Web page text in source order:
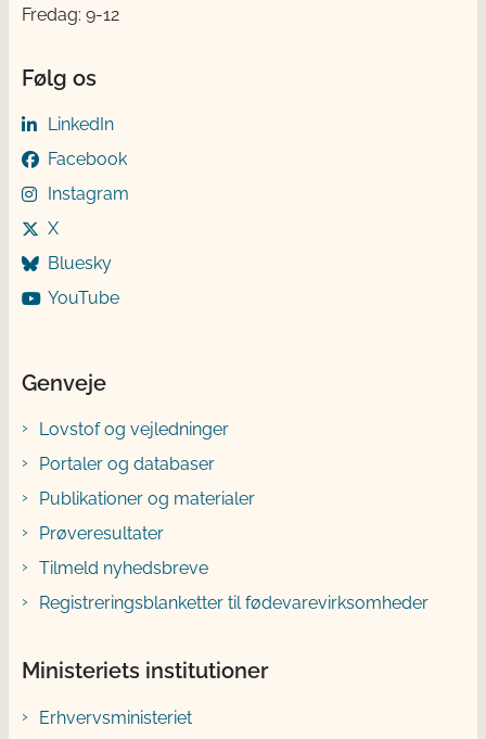
Fredag: 9-12
Følg os
LinkedIn
Facebook
Instagram
X
Bluesky
YouTube
Genveje
Lovstof og vejledninger
Portaler og databaser
Publikationer og materialer
Prøveresultater
Tilmeld nyhedsbreve
Registreringsblanketter til fødevarevirksomheder
Ministeriets institutioner
Erhvervsministeriet